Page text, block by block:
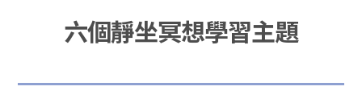
六個靜坐冥想學習主題